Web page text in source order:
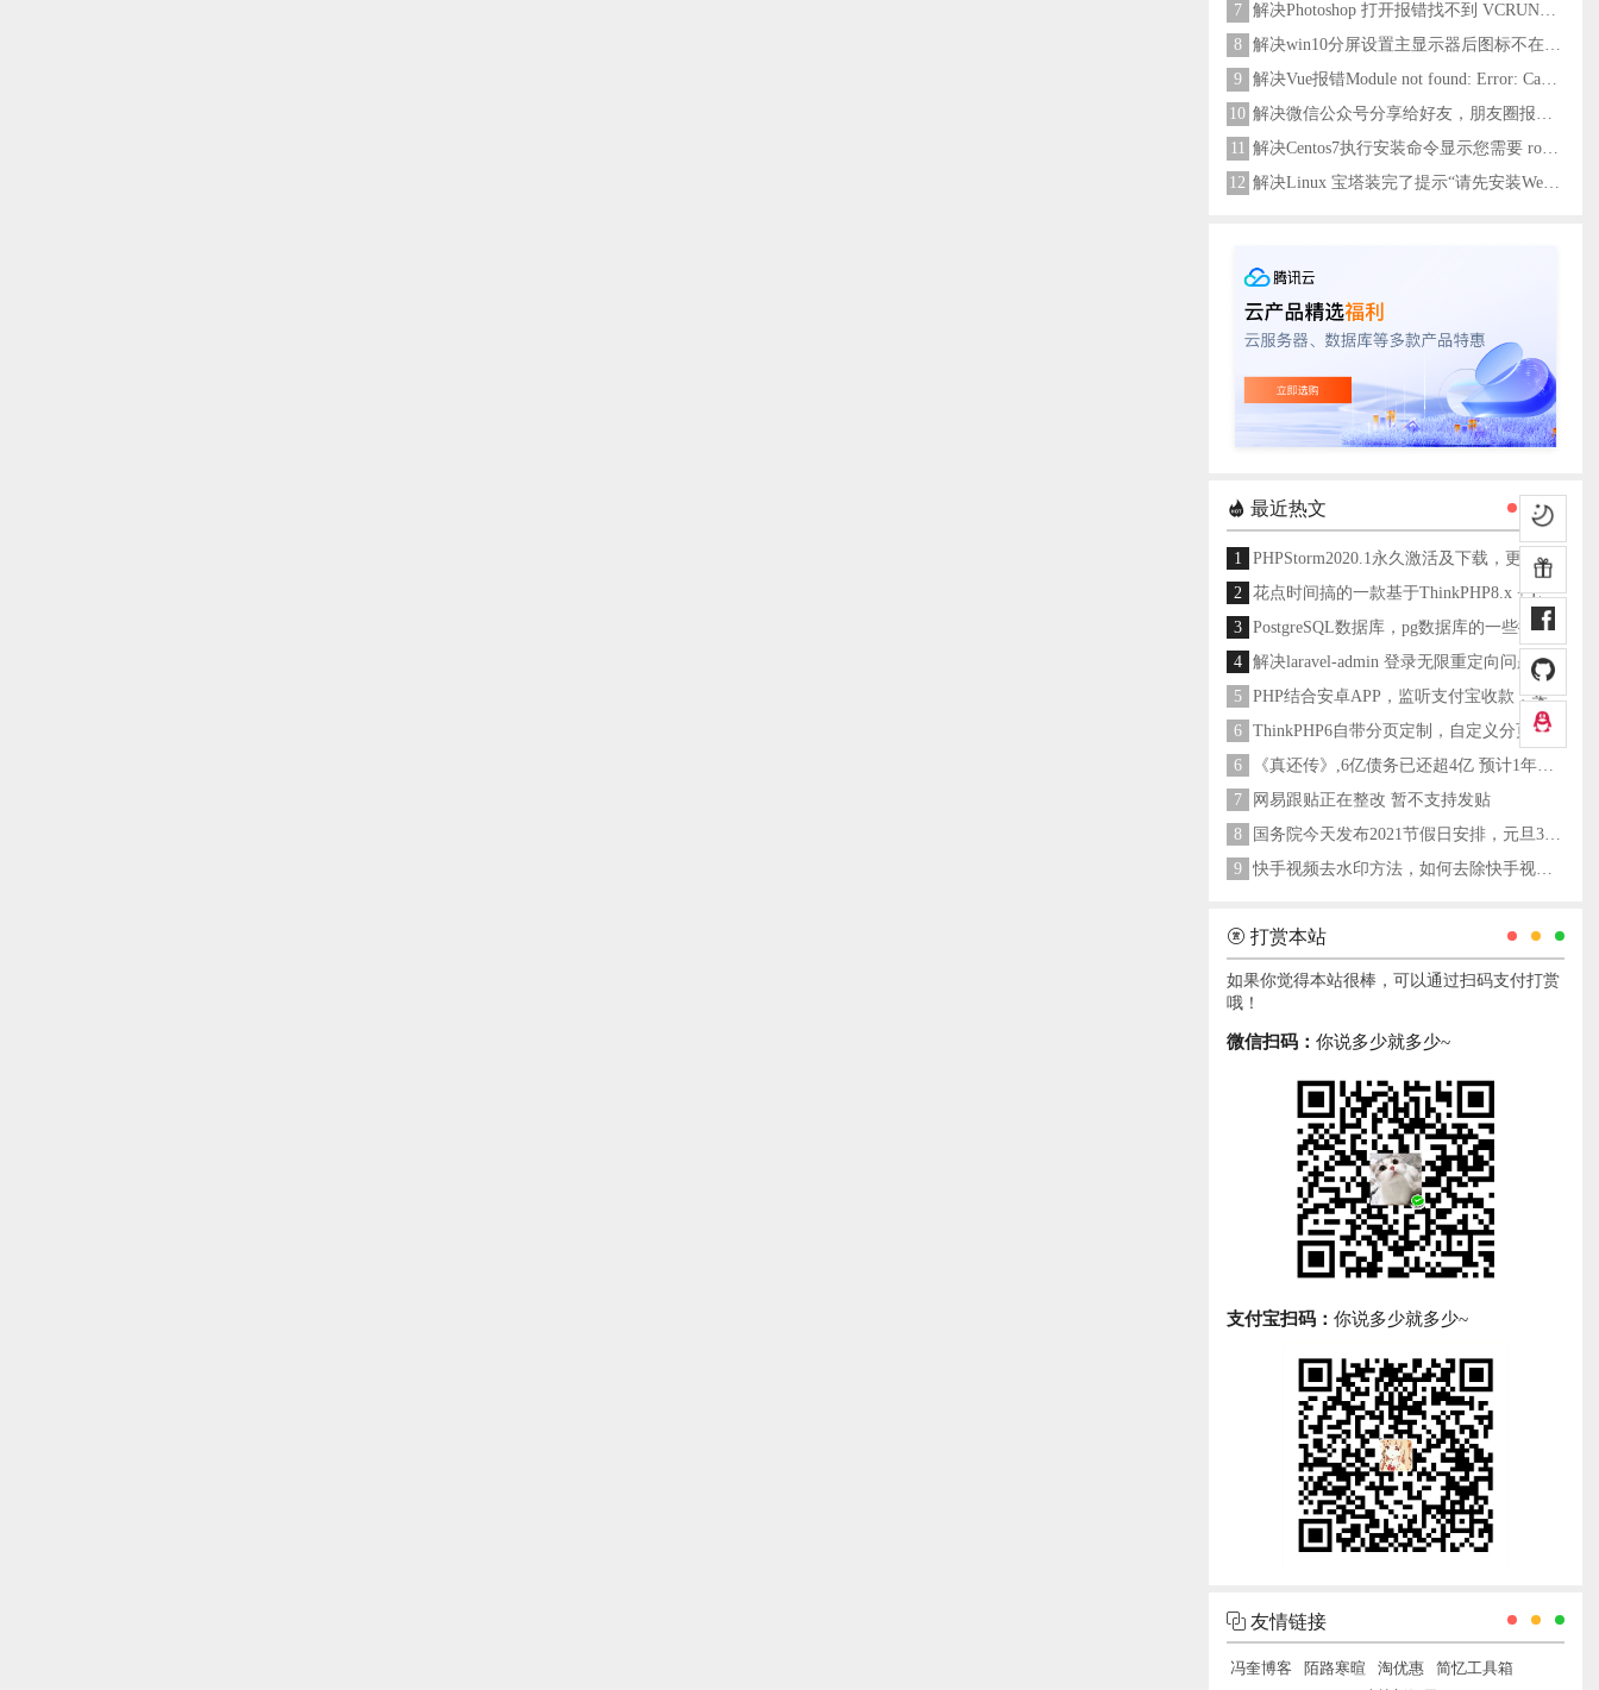
7
解决Photoshop 打开报错找不到 VCRUNTIME140_1.dll问题
8
解决win10分屏设置主显示器后图标不在主显示器问题
9
解决Vue报错Module not found: Error: Can't resolve 'less-loader' in 'C:\Users\Hm\Desktop\vue\vue_shop'问题
10
解决微信公众号分享给好友，朋友圈报错errMsg: "onMenuShareAppMessage:fail, the permission value is offline verifying"
11
解决Centos7执行安装命令显示您需要 root 权限执行此命令
12
解决Linux 宝塔装完了提示“请先安装Web服务器！”
最近热文
1
PHPStorm2020.1永久激活及下载，更新至2024
2
花点时间搞的一款基于ThinkPHP8.x + Layui架构开发的通用后台管理系统
3
PostgreSQL数据库，pg数据库的一些操作命令
4
解决laravel-admin 登录无限重定向问题
5
PHP结合安卓APP，监听支付宝收款，实现个人支付宝支付接口
6
ThinkPHP6自带分页定制，自定义分页类
6
《真还传》,6亿债务已还超4亿 预计1年多之内就能还清
7
网易跟贴正在整改 暂不支持发贴
8
国务院今天发布2021节假日安排，元旦3天，春节7天，劳动节5天
9
快手视频去水印方法，如何去除快手视频水印
打赏本站
如果你觉得本站很棒，可以通过扫码支付打赏
哦！
微信扫码： 你说多少就多少~
支付宝扫码： 你说多少就多少~
友情链接
冯奎博客 陌路寒暄 淘优惠
简忆工具箱